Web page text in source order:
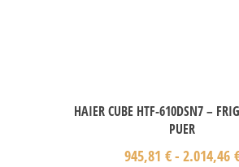
HAIER CUBE HTF-610DSN7 –
PUER
945,81 €- 2.014,46